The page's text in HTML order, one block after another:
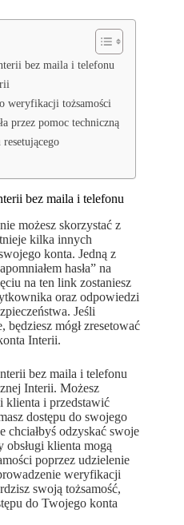
bez maila i telefonu
weryfikacji tożsamości
przez pomoc techniczną
bez maila i telefonu
możesz skorzystać z
kilka innych
konta. Jedną z
hasła” na
na ten link zostaniesz
oraz odpowiedzi
Jeśli
będziesz mógł zresetować
Interii.
bez maila i telefonu
Interii. Możesz
klienta i przedstawić
dostępu do swojego
chciałbyś odzyskać swoje
obsługi klienta mogą
poprzez udzielenie
weryfikacji
swoją tożsamość,
do Twojego konta